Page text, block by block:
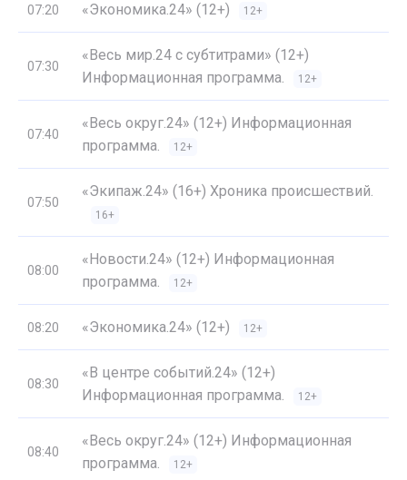
07:20 «Экономика.24» (12+) 12+
07:30
«Весь мир.24 с субтитрами» (12+)
Информационная программа.
12+
07:40
«Весь округ.24» (12+) Информационная
программа.
12+
07:50
«Экипаж.24» (16+) Хроника происшествий.
16+
08:00
«Новости.24» (12+) Информационная
программа.
12+
08:20 «Экономика.24» (12+) 12+
08:30
«В центре событий.24» (12+)
Информационная программа.
12+
08:40
«Весь округ.24» (12+) Информационная
программа.
12+